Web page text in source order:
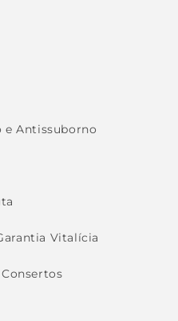
Antissuborno
Vitalícia